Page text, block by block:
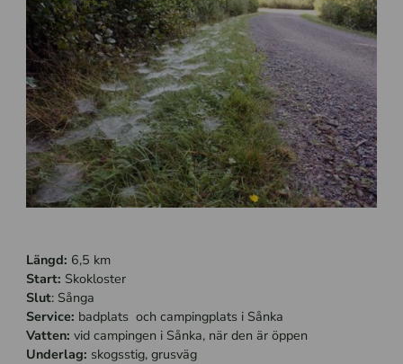
Längd: 6,5 km
Start: Skokloster
Slut: Sånga
Service: badplats och campingplats i Sånka
Vatten: vid campingen i Sånka, när den är öppen
Underlag: skogsstig, grusväg